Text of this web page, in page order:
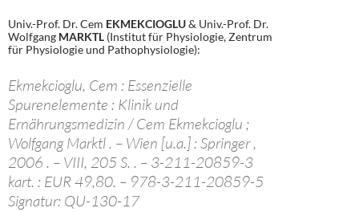
Univ.-Prof. Dr. Cem EKMEKCIOGLU& Univ.-Prof. Dr.
Wolfgang MARKTL (Institut für Physiologie, Zentrum
für Physiologie und Pathophysiologie):
Ekmekcioglu, Cem : Essenzielle
Spurenelemente : Klinik und
Ernährungsmedizin / Cem Ekmekcioglu ;
Wolfgang Marktl . – Wien [u.a.] : Springer ,
2006 . – VIII, 205 S. . – 3-211-20859-3
kart. : EUR 49,80. – 978-3-211-20859-5
Signatur: QU-130-17